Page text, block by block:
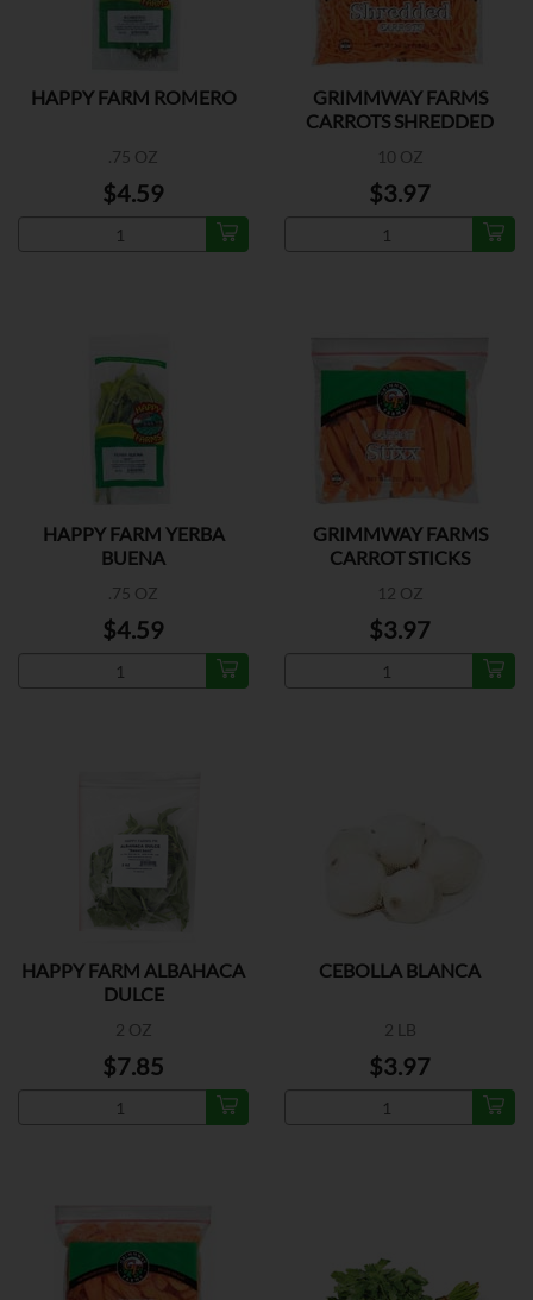
HAPPY FARM ROMERO
.75 OZ
$4.59
GRIMMWAY FARMS
CARROTS SHREDDED
10 OZ
$3.97
HAPPY FARM YERBA
BUENA
.75 OZ
$4.59
GRIMMWAY FARMS
CARROT STICKS
12 OZ
$3.97
HAPPY FARM ALBAHACA
DULCE
2 OZ
$7.85
CEBOLLA BLANCA
2 LB
$3.97